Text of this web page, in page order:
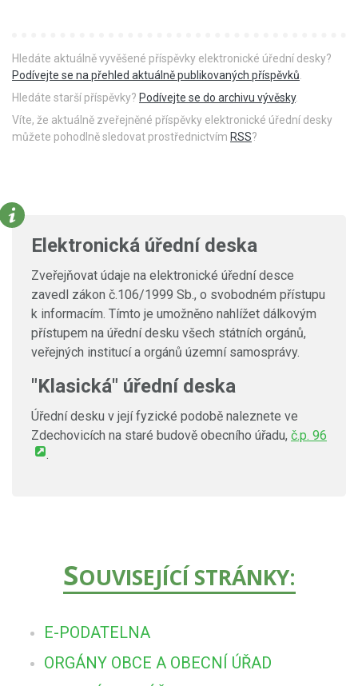
Hledáte aktuálně vyvěšené příspěvky elektronické úřední desky?
Podívejte se na přehled aktuálně publikovaných příspěvků
Hledáte starší příspěvky? Podívejte se do archivu vývěsky.
Víte, že aktuálně zveřejněné příspěvky elektronické úřední desky
můžete pohodlně sledovat prostřednictvím RSS?
Elektronická úřední deska
Zveřejňovat údaje na elektronické úřední desce
zavedl zákon č.106/1999 Sb., o svobodném přístupu
k informacím. Tímto je umožněno nahlížet dálkovým
přístupem na úřední desku všech státních orgánů,
veřejných institucí a orgánů územní samosprávy.
"Klasická" úřední deska
Úřední desku v její fyzické podobě naleznete ve
Zdechovicích na staré budově obecního úřadu, č.p. 96
.
SOUVISEJÍCÍ STRÁNKY:
E-PODATELNA
ORGÁNY OBCE A OBECNÍ ÚŘAD